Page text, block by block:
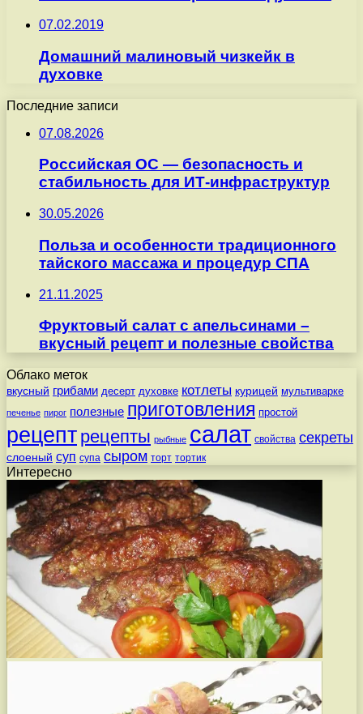
07.02.2019
Домашний малиновый чизкейк в
духовке
Последние записи
07.08.2026
Российская ОС — безопасность и
стабильность для ИТ-инфраструктур
30.05.2026
Польза и особенности традиционного
тайского массажа и процедур СПА
21.11.2025
Фруктовый салат с апельсинами –
вкусный рецепт и полезные свойства
Облако меток
вкусный грибами десерт духовке котлеты курицей мультиварке
печенье пирог полезные приготовления простой
рецепт рецепты рыбные салат свойства секреты
слоеный суп супа сыром торт тортик
Интересно